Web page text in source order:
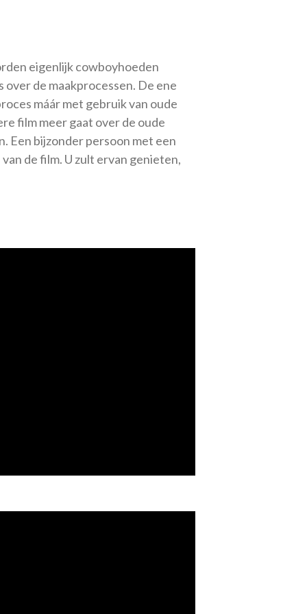
eigenlijk cowboyhoeden
de maakprocessen. De ene
máár met gebruik van oude
film meer gaat over de oude
Een bijzonder persoon met een
de film. U zult ervan genieten,